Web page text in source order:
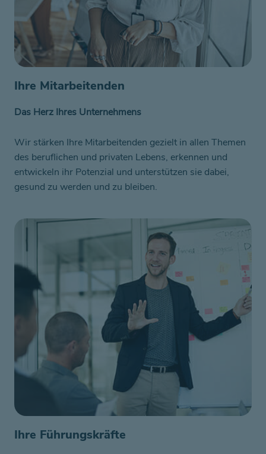
Ihre Mitarbeitenden
Das Herz Ihres Unternehmens
Wir stärken Ihre Mitarbeitenden gezielt in allen Themen
des beruflichen und privaten Lebens, erkennen und
entwickeln ihr Potenzial und unterstützen sie dabei,
gesund zu werden und zu bleiben.
Ihre Führungskräfte